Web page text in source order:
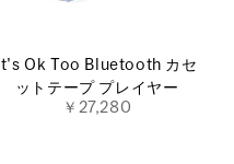
It's Ok Too Bluetooth カセ
ットテープ プレイヤー
￥27,280